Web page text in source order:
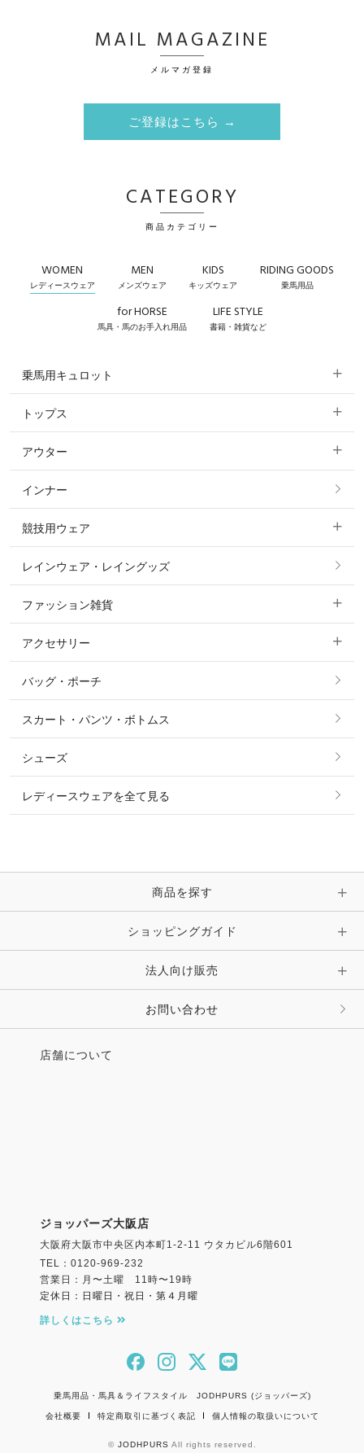
MAIL MAGAZINE
メルマガ登録
ご登録はこちら →
CATEGORY
商品カテゴリー
WOMEN
レディースウェア
MEN
メンズウェア
KIDS
キッズウェア
RIDING GOODS
乗馬用品
for HORSE
馬具・馬のお手入れ用品
LIFE STYLE
書籍・雑貨など
乗馬用キュロット
すべてのキュロット
フルグリップ・尻革 キュロット
ニーグリップ・膝革 キュロット
トップス
すべてのトップス
ポロシャツ
カットソー・Tシャツ・タンクトップ
ニット・セーター
シャツ・ブラウス・ワンピース
アウター
すべてのアウター
コート
ジャケット・ブルゾン
インナー
競技用ウェア
すべての競技用ウェア
ショージャケット
ショーシャツ
レインウェア・レイングッズ
ファッション雑貨
すべてのファッション雑貨
ソックス
ベルト
時計・財布・キーケース・革小物
キーホルダー・チャーム・ストラップ
その他 ファッション雑貨
アクセサリー
すべてのアクセサリー
リング
ピアス・イヤリング
ピン・ブローチ・コサージュ
その他 アクセサリー
バッグ・ポーチ
スカート・パンツ・ボトムス
シューズ
レディースウェアを全て見る
商品を探す
ショッピングガイド
法人向け販売
お問い合わせ
店舗について
ジョッパーズ大阪店
大阪府大阪市中央区内本町1-2-11 ウタカビル6階601
TEL：0120-969-232
営業日：月〜土曜 11時〜19時
定休日：日曜日・祝日・第４月曜
詳しくはこちら
乗馬用品・馬具＆ライフスタイル JODHPURS (ジョッパーズ)
会社概要 特定商取引に基づく表記 個人情報の取扱いについて
© JODHPURS All rights reserved.